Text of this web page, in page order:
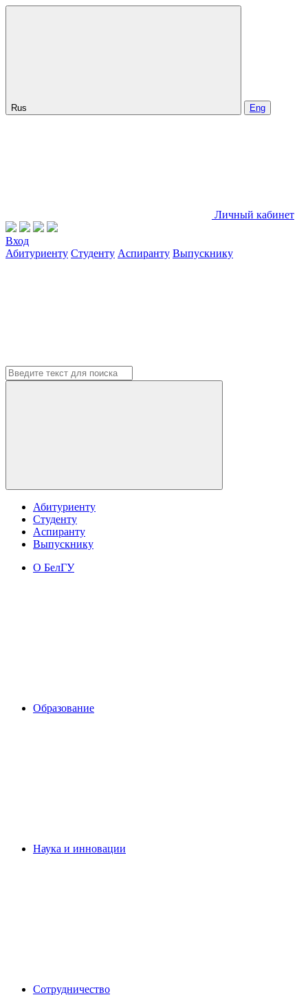
Rus Eng
Личный кабинет
Вход
Абитуриенту Студенту Аспиранту Выпускнику
Абитуриенту
Студенту
Аспиранту
Выпускнику
О БелГУ
Образование
Наука и инновации
Сотрудничество